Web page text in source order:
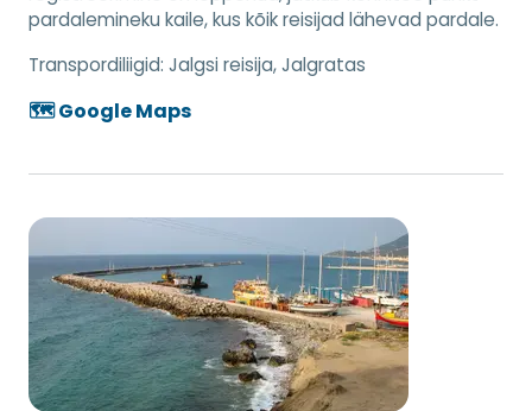
pardalemineku kaile, kus kõik reisijad lähevad pardale.
Transpordiliigid: Jalgsi reisija, Jalgratas
🗺️ Google Maps